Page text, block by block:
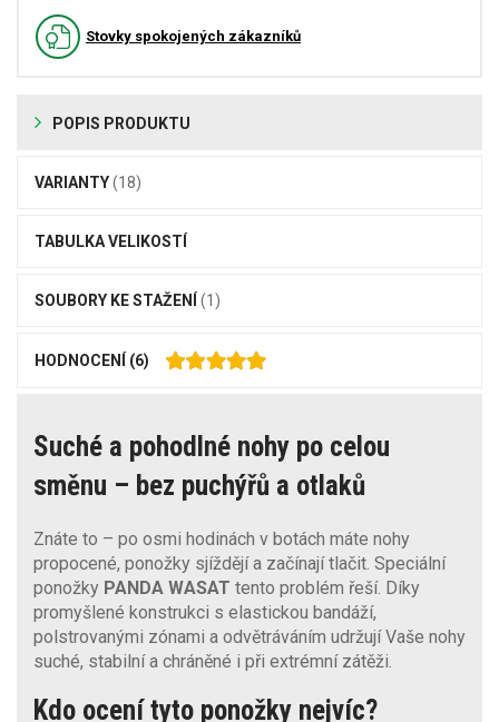
Stovky spokojených zákazníků
POPIS PRODUKTU
VARIANTY(18)
TABULKA VELIKOSTÍ
SOUBORY KE STAŽENÍ (1)
HODNOCENÍ (6)
Suché a pohodlné nohy po celou
směnu – bez puchýřů a otlaků
Znáte to – po osmi hodinách v botách máte nohy
propocené, ponožky sjíždějí a začínají tlačit. Speciální
ponožky PANDA WASAT tento problém řeší. Díky
promyšlené konstrukci s elastickou bandáží,
polstrovanými zónami a odvětráváním udržují Vaše nohy
suché, stabilní a chráněné i při extrémní zátěži.
Kdo ocení tyto ponožky nejvíc?